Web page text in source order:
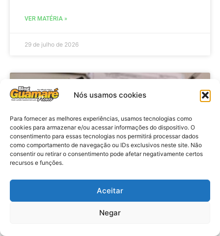
Nós usamos cookies
Para fornecer as melhores experiências, usamos tecnologias como
cookies para armazenar e/ou acessar informações do dispositivo. O
consentimento para essas tecnologias nos permitirá processar dados
como comportamento de navegação ou IDs exclusivos neste site. Não
consentir ou retirar o consentimento pode afetar negativamente certos
recursos e funções.
Aceitar
Negar
VER MATÉRIA »
29 de julho de 2026
Economia: Prazo de adesão ao
Programa Desenrola 2.0 é